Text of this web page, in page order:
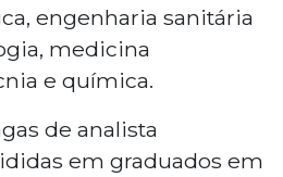
engenharia sanitária
medicina
e química.
de analista
em graduados em